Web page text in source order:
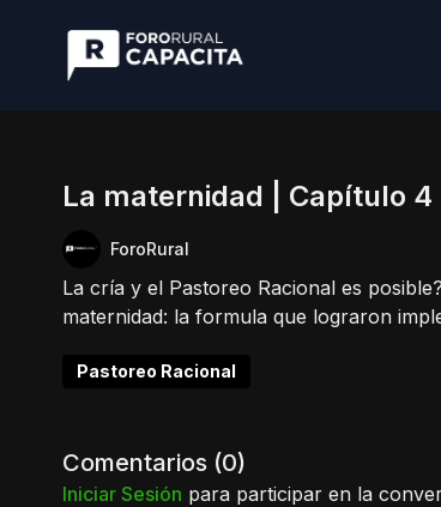
La maternidad | Capítulo 4
ForoRural
La cría y el Pastoreo Racional es
maternidad: la formula que lograron
Pastoreo Racional
Comentarios (0)
Iniciar Sesión para participar en la